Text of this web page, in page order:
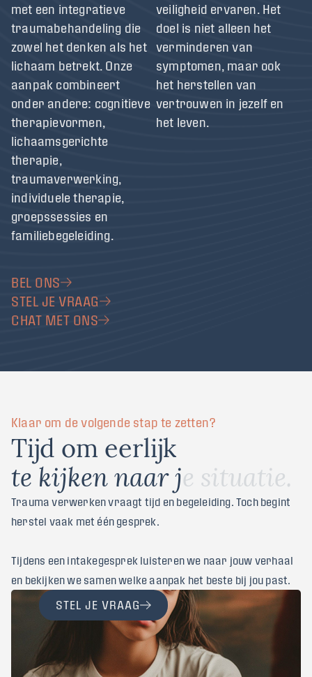
met een integratieve
traumabehandeling die
zowel het denken als het
lichaam betrekt. Onze
aanpak combineert
onder andere: cognitieve
therapievormen,
lichaamsgerichte
therapie,
traumaverwerking,
individuele therapie,
groepssessies en
familiebegeleiding.
veiligheid ervaren. Het
doel is niet alleen het
verminderen van
symptomen, maar ook
het herstellen van
vertrouwen in jezelf en
het leven.
BEL ONS
STEL JE VRAAG
CHAT MET ONS
Klaar om de volgende stap te zetten?
Tijd om eerlijk
te kijkennaarje situatie.
Trauma verwerken vraagt tijd en begeleiding. Toch begint
herstel vaak met één gesprek.
Tijdens een intakegesprek luisteren we naar jouw verhaal
en bekijken we samen welke aanpak het beste bij jou past.
STEL JE VRAAG